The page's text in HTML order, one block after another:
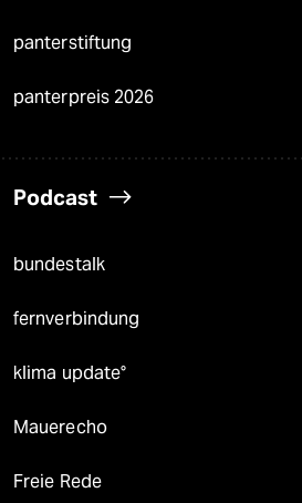
panterstiftung
panterpreis 2026
Podcast
bundestalk
fernverbindung
klima update°
Mauerecho
Freie Rede